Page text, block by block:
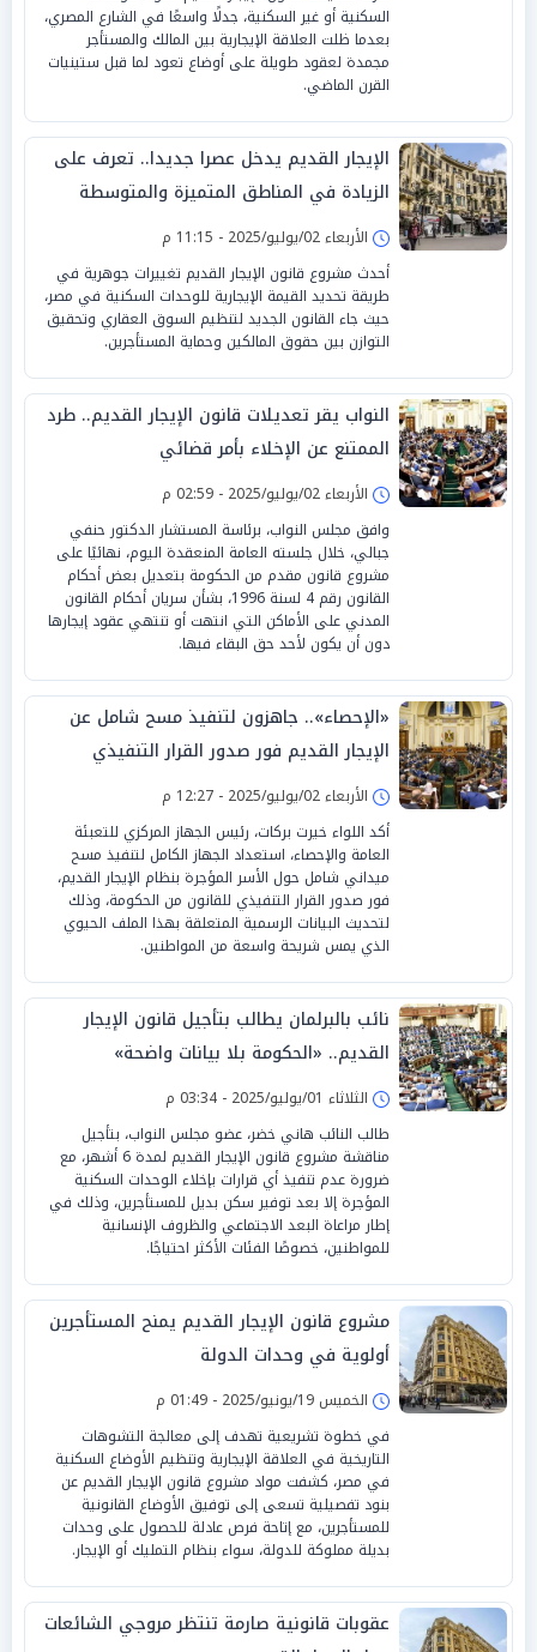
السكنية أو غير السكنية، جدلًا واسعًا في الشارع المصري،
بعدما ظلت العلاقة الإيجارية بين المالك والمستأجر
مجمدة لعقود طويلة على أوضاع تعود لما قبل ستينيات
القرن الماضي.
الإيجار القديم يدخل عصرا جديدا.. تعرف على
الزيادة في المناطق المتميزة والمتوسطة
الأربعاء 02/يوليو/2025 - 11:15 م
أحدث مشروع قانون الإيجار القديم تغييرات جوهرية في
طريقة تحديد القيمة الإيجارية للوحدات السكنية في مصر،
حيث جاء القانون الجديد لتنظيم السوق العقاري وتحقيق
التوازن بين حقوق المالكين وحماية المستأجرين.
النواب يقر تعديلات قانون الإيجار القديم.. طرد
الممتنع عن الإخلاء بأمر قضائي
الأربعاء 02/يوليو/2025 - 02:59 م
وافق مجلس النواب، برئاسة المستشار الدكتور حنفي
جبالي، خلال جلسته العامة المنعقدة اليوم، نهائيًا على
مشروع قانون مقدم من الحكومة بتعديل بعض أحكام
القانون رقم 4 لسنة 1996، بشأن سريان أحكام القانون
المدني على الأماكن التي انتهت أو تنتهي عقود إيجارها
دون أن يكون لأحد حق البقاء فيها.
«الإحصاء».. جاهزون لتنفيذ مسح شامل عن
الإيجار القديم فور صدور القرار التنفيذي
الأربعاء 02/يوليو/2025 - 12:27 م
أكد اللواء خيرت بركات، رئيس الجهاز المركزي للتعبئة
العامة والإحصاء، استعداد الجهاز الكامل لتنفيذ مسح
ميداني شامل حول الأسر المؤجرة بنظام الإيجار القديم،
فور صدور القرار التنفيذي للقانون من الحكومة، وذلك
لتحديث البيانات الرسمية المتعلقة بهذا الملف الحيوي
الذي يمس شريحة واسعة من المواطنين.
نائب بالبرلمان يطالب بتأجيل قانون الإيجار
القديم.. «الحكومة بلا بيانات واضحة»
الثلاثاء 01/يوليو/2025 - 03:34 م
طالب النائب هاني خضر، عضو مجلس النواب، بتأجيل
مناقشة مشروع قانون الإيجار القديم لمدة 6 أشهر، مع
ضرورة عدم تنفيذ أي قرارات بإخلاء الوحدات السكنية
المؤجرة إلا بعد توفير سكن بديل للمستأجرين، وذلك في
إطار مراعاة البعد الاجتماعي والظروف الإنسانية
للمواطنين، خصوصًا الفئات الأكثر احتياجًا.
مشروع قانون الإيجار القديم يمنح المستأجرين
أولوية في وحدات الدولة
الخميس 19/يونيو/2025 - 01:49 م
في خطوة تشريعية تهدف إلى معالجة التشوهات
التاريخية في العلاقة الإيجارية وتنظيم الأوضاع السكنية
في مصر، كشفت مواد مشروع قانون الإيجار القديم عن
بنود تفصيلية تسعى إلى توفيق الأوضاع القانونية
للمستأجرين، مع إتاحة فرص عادلة للحصول على وحدات
بديلة مملوكة للدولة، سواء بنظام التمليك أو الإيجار.
عقوبات قانونية صارمة تنتظر مروجي الشائعات